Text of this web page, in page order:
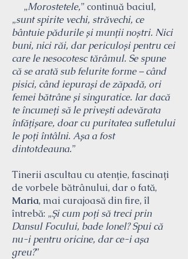
„Morostetele,” continuă baciul,
„sunt spirite vechi, străvechi, ce
bântuie pădurile și munții noștri. Nici
buni, nici răi, dar periculoși pentru cei
care le nesocotesc tărâmul. Se spune
că se arată sub felurite forme – când
pisici, când iepurași de zăpadă, ori
femei bătrâne și singuratice. Iar dacă
te încumeți să le privești adevărata
înfățișare, doar cu puritatea sufletului
le poți întâlni. Așa a fost
dintotdeauna.”
Tinerii ascultau cu atenție, fascinați
de vorbele bătrânului, dar o fată,
Maria, mai curajoasă din fire, îl
întrebă: „Și cum poți să treci prin
Dansul Focului, bade Ionel? Spui că
nu-i pentru oricine, dar ce-i așa
greu?”